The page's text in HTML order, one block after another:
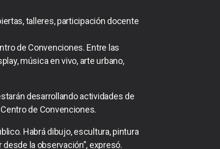
talleres, participación docente
de Convenciones. Entre las
música en vivo, arte urbano,
desarrollando actividades de
de Convenciones.
Habrá dibujo, escultura, pintura
la observación”, expresó.